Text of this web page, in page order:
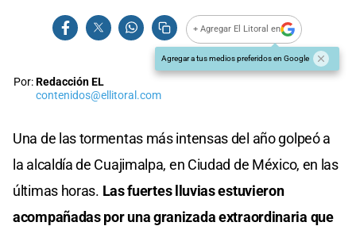
+ Agregar El Litoral en
Agregar a tus medios preferidos en Google
Por:Redacción EL
contenidos@ellitoral.com
Una de las tormentas más intensas del año golpeó a
la alcaldía de Cuajimalpa, en Ciudad de México, en las
últimas horas. Las fuertes lluvias estuvieron
acompañadas por una granizada extraordinaria que